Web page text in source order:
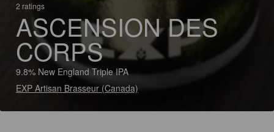
2 ratings
ASCENSION DES
CORPS
9.8% New England Triple IPA
EXP Artisan Brasseur (Canada)